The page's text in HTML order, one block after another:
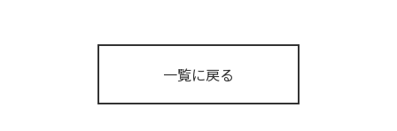
一覧に戻る